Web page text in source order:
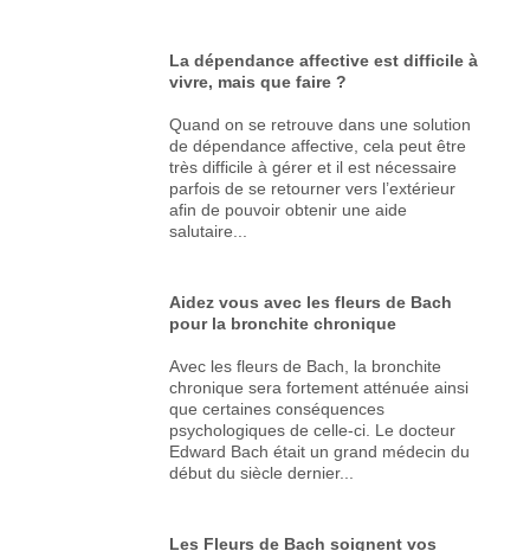
La dépendance affective est difficile à
vivre, mais que faire ?
Quand on se retrouve dans une solution
de dépendance affective, cela peut être
très difficile à gérer et il est nécessaire
parfois de se retourner vers l’extérieur
afin de pouvoir obtenir une aide
salutaire...
Aidez vous avec les fleurs de Bach
pour la bronchite chronique
Avec les fleurs de Bach, la bronchite
chronique sera fortement atténuée ainsi
que certaines conséquences
psychologiques de celle-ci. Le docteur
Edward Bach était un grand médecin du
début du siècle dernier...
Les Fleurs de Bach soignent vos